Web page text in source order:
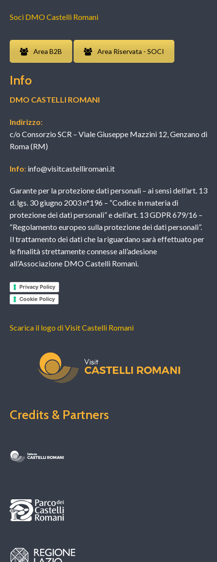
Soci DMO Castelli Romani
Area B2B Area Riservata - SOCI
Info
DMO CASTELLI ROMANI
Indirizzo:
c/o Consorzio SCR – Viale Giuseppe Mazzini 12, Genzano di
Roma (RM)
Info: info@visitcastelliromani.it
Garante per la protezione dati personali – ai sensi dell’art. 13
d. lgs. 30 giugno 2003 n°196 – “Codice in materia di
protezione dei dati personali” e dell’art. 13 GDPR 679/16 –
“Regolamento europeo sulla protezione dei dati personali”.
Il trattamento dei dati che la riguardano sarà effettuato per
le finalità strettamente connesse all’adesione
all’Associazione DMO Castelli Romani.
Privacy Policy
Cookie Policy
Scarica il logo di Visit Castelli Romani
Credits & Partners